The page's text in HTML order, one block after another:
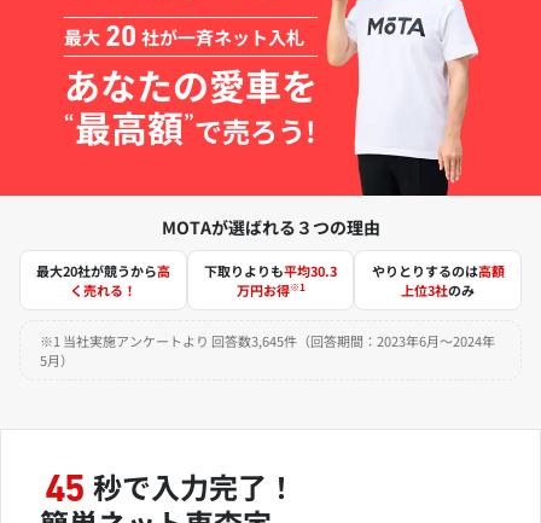
最大 20 社が一斉ネット入札
あなたの愛車を
“最高額”で売ろう!
MOTAが選ばれる３つの理由
最大20社が競うから高
く売れる！
下取りよりも平均30.3
万円お得※1
やりとりするのは高額
上位3社のみ
※1 当社実施アンケートより 回答数3,645件（回答期間：2023年6月～2024年
5月）
45 秒で入力完了！